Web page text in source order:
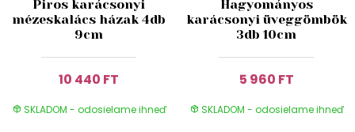
Piros karácsonyi
mézeskalács házak 4db
9cm
10 440 FT
SKLADOM - odosielame ihneď
Hagyományos
karácsonyi üveggömbök
3db 10cm
5 960 FT
SKLADOM - odosielame ihneď